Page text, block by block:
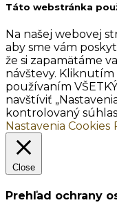
Táto webstránka
Na našej webovej
aby sme vám
že si zapamätáme
návštevy. Kliknutím
používaním
navštíviť
kontrolovaný
Nastavenia Cookies
Close
Prehľad ochrany